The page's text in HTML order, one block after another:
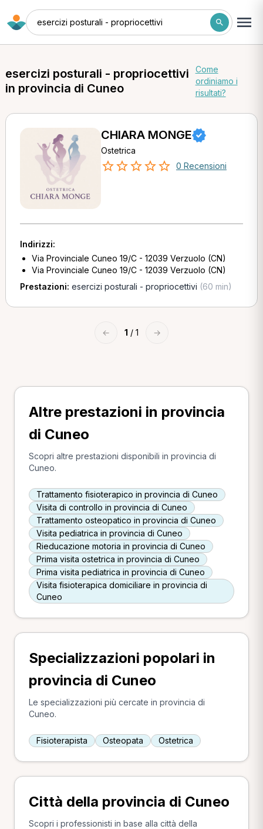
esercizi posturali - propriocettivi
esercizi posturali - propriocettivi
in provincia di Cuneo
Come
ordiniamo i
risultati?
CHIARA MONGE
Ostetrica
0 Recensioni
Indirizzi:
Via Provinciale Cuneo 19/C - 12039 Verzuolo (CN)
Via Provinciale Cuneo 19/C - 12039 Verzuolo (CN)
Prestazioni: esercizi posturali - propriocettivi (60 min)
← 1 / 1 →
Altre prestazioni in provincia
di Cuneo
Scopri altre prestazioni disponibili in provincia di
Cuneo.
Trattamento fisioterapico in provincia di Cuneo
Visita di controllo in provincia di Cuneo
Trattamento osteopatico in provincia di Cuneo
Visita pediatrica in provincia di Cuneo
Rieducazione motoria in provincia di Cuneo
Prima visita ostetrica in provincia di Cuneo
Prima visita pediatrica in provincia di Cuneo
Visita fisioterapica domiciliare in provincia di
Cuneo
Specializzazioni popolari in
provincia di Cuneo
Le specializzazioni più cercate in provincia di
Cuneo.
Fisioterapista Osteopata Ostetrica
Città della provincia di Cuneo
Scopri i professionisti in base alla città della